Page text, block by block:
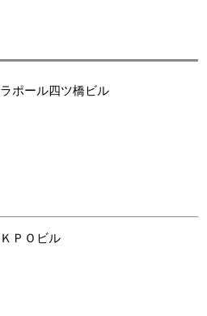
ラポール四ツ橋ビル
ＫＰＯビル